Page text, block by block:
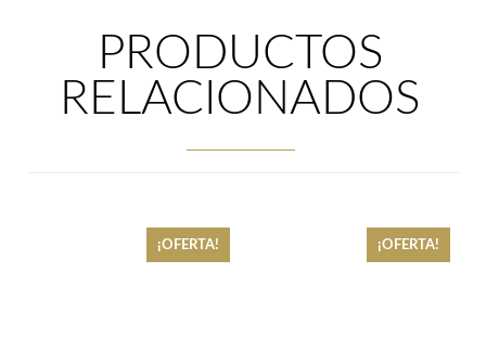
PRODUCTOS
RELACIONADOS
¡OFERTA! ¡OFERTA!